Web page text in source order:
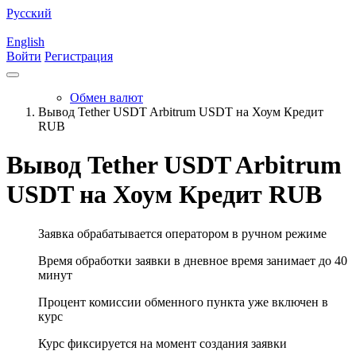
Русский
English
Войти Регистрация
Обмен валют
Вывод Tether USDT Arbitrum USDT на Хоум Кредит
RUB
Вывод Tether USDT Arbitrum
USDT на Хоум Кредит RUB
Заявка обрабатывается оператором в ручном режиме
Время обработки заявки в дневное время занимает до 40
минут
Процент комиссии обменного пункта уже включен в
курс
Курс фиксируется на момент создания заявки